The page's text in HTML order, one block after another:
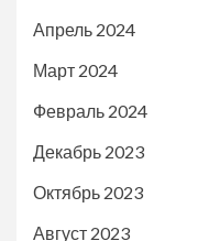
Апрель 2024
Март 2024
Февраль 2024
Декабрь 2023
Октябрь 2023
Август 2023